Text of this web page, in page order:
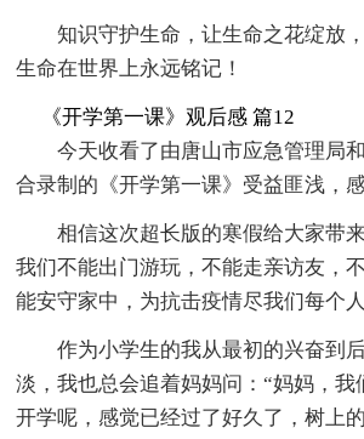
知识守护生命，让生命之花绽放
生命在世界上永远铭记！
《开学第一课》观后感 篇12
今天收看了由唐山市应急管理局
合录制的《开学第一课》受益匪浅，感
相信这次超长版的寒假给大家带
我们不能出门游玩，不能走亲访友，
能安守家中，为抗击疫情尽我们每个人
作为小学生的我从最初的兴奋到
淡，我也总会追着妈妈问：“妈妈，我
开学呢，感觉已经过了好久了，树上